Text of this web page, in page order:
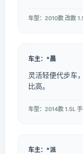
车型：2010款 改款
车主：*晨
灵活轻便代步车
比高。
车型：2014款 1.5L
车主：*派